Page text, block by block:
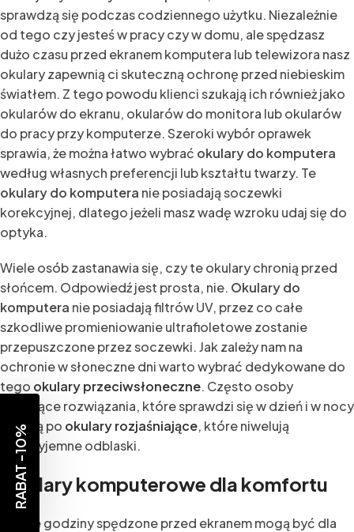
sprawdzą się podczas codziennego użytku. Niezależnie
od tego czy jesteś w pracy czy w domu, ale spędzasz
dużo czasu przed ekranem komputera lub telewizora nasz
okulary zapewnią ci skuteczną ochronę przed niebieskim
światłem. Z tego powodu klienci szukają ich również jako
okularów do ekranu, okularów do monitora lub okularów
do pracy przy komputerze. Szeroki wybór oprawek
sprawia, że można łatwo wybrać okulary do komputera
według własnych preferencji lub kształtu twarzy. Te
okulary do komputera nie posiadają soczewki
korekcyjnej, dlatego jeżeli masz wadę wzroku udaj się do
optyka.
Wiele osób zastanawia się, czy te okulary chronią przed
słońcem. Odpowiedź jest prosta, nie. Okulary do
komputera nie posiadają filtrów UV, przez co całe
szkodliwe promieniowanie ultrafioletowe zostanie
przepuszczone przez soczewki. Jak zależy nam na
ochronie w słoneczne dni warto wybrać dedykowane do
tego okulary przeciwsłoneczne. Często osoby
szukające rozwiązania, które sprawdzi się w dzień i w nocy
sięgają po okulary rozjaśniające, które niwelują
nieprzyjemne odblaski.
Okulary komputerowe dla komfortu
Długie godziny spędzone przed ekranem mogą być dla
RABAT -10%